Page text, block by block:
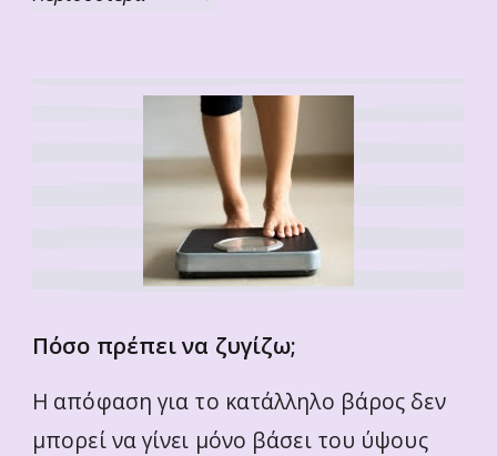
Πόσο πρέπει να ζυγίζω;
Η απόφαση για το κατάλληλο βάρος δεν
μπορεί να γίνει μόνο βάσει του ύψους